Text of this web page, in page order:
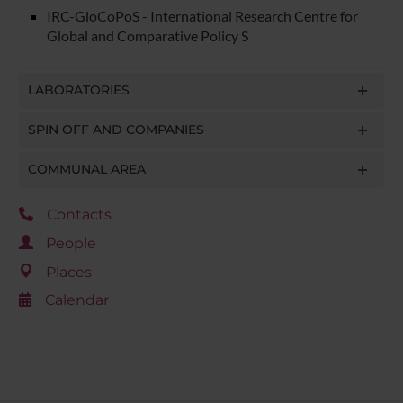
IRC-GloCoPoS - International Research Centre for
Global and Comparative Policy S
LABORATORIES
SPIN OFF AND COMPANIES
COMMUNAL AREA
Contacts
People
Places
Calendar